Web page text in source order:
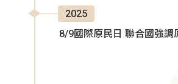
2025
8/9國際原民日 聯合國強調